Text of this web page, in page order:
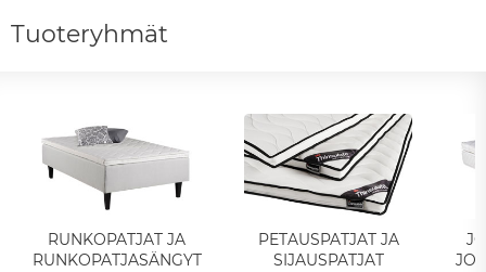
Tuoteryhmät
RUNKOPATJAT JA
RUNKOPATJASÄNGYT
PETAUSPATJAT JA
SIJAUSPATJAT